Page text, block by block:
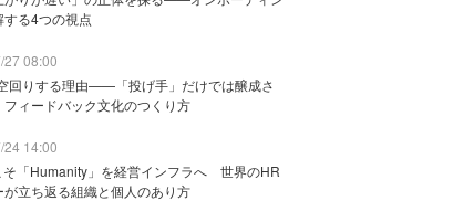
する4つの視点
08:00
回りする理由——「投げ手」だけでは醸成さ
フィードバック文化のつくり方
14:00
そ「Humanity」を経営インフラへ 世界のHR
が立ち返る組織と個人のあり方